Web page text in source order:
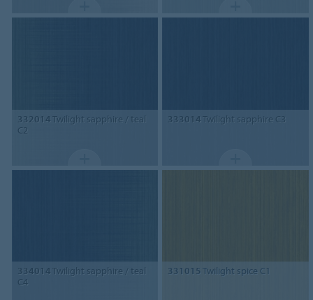
332014Twilight sapphire / teal
C2
333014Twilight sapphire C3
334014Twilight sapphire / teal
C4
331015 Twilight spice C1